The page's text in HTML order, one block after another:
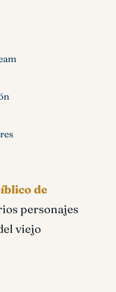
de
personajes
viejo